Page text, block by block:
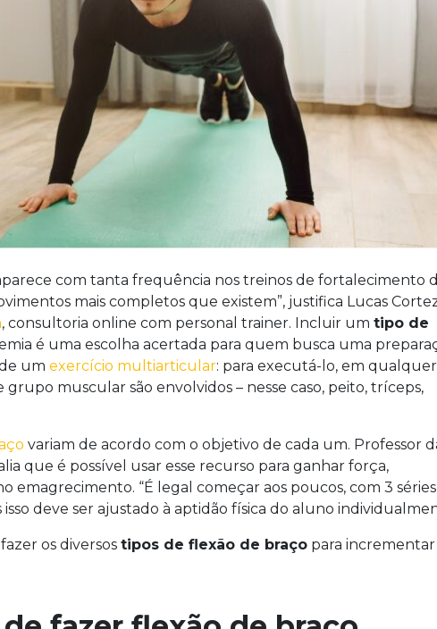
com tanta frequência nos treinos de fortalecimento
mais completos que existem”, justifica Lucas
, consultoria online com personal trainer. Incluir um tipo de
é uma escolha acertada para quem busca uma
um exercício multiarticular: para executá-lo, em qualquer
muscular são envolvidos – nesse caso, peito, tríceps,
variam de acordo com o objetivo de cada um. Professor
que é possível usar esse recurso para ganhar força,
emagrecimento. “É legal começar aos poucos, com 3
isso deve ser ajustado à aptidão física do aluno
os diversos tipos de flexão de braçopara incrementar